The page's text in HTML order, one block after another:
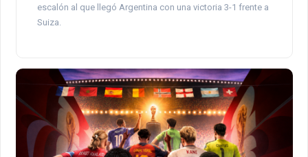
escalón al que llegó Argentina con una victoria 3-1 frente a
Suiza.